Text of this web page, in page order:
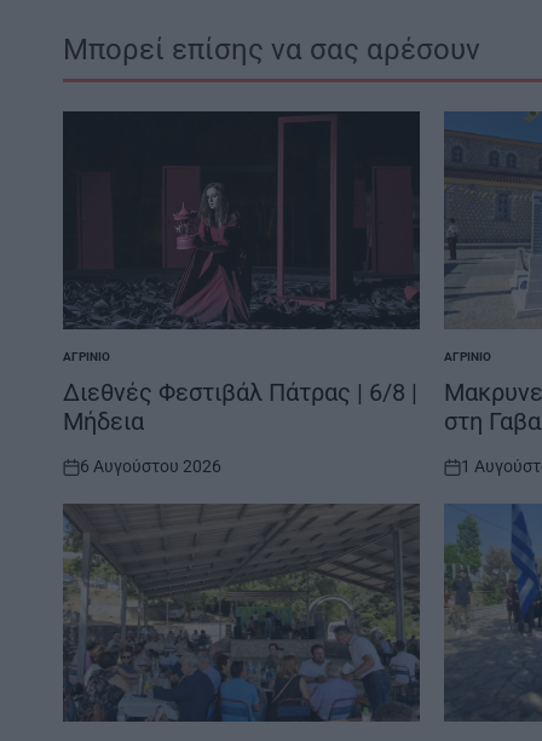
Μπορεί επίσης να σας αρέσουν
POSTED
IN
ΑΓΡΊΝΙΟ
Διεθνές Φεστιβάλ Πάτρας | 6/8 |
Μήδεια
on
6 Αυγούστου 2026
POSTED
IN
ΑΓΡΊΝΙΟ
στη
on
1